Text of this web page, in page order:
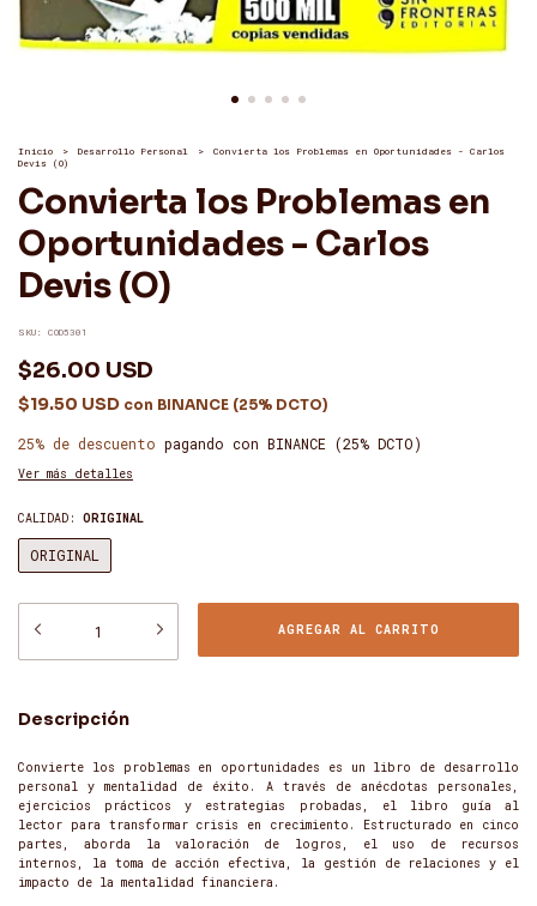
Inicio > Desarrollo Personal >
Convierta los Problemas en Oportunidades - Carlos
Devis (O)
Convierta los Problemas en
Oportunidades - Carlos
Devis (O)
SKU: COD5301
$26.00 USD
$19.50 USD con BINANCE (25% DCTO)
25% de descuento pagando con BINANCE (25% DCTO)
Ver más detalles
CALIDAD: ORIGINAL
ORIGINAL
Descripción
Convierte los problemas en oportunidades es un libro de desarrollo
personal y mentalidad de éxito. A través de anécdotas personales,
ejercicios prácticos y estrategias probadas, el libro guía al
lector para transformar crisis en crecimiento. Estructurado en cinco
partes, aborda la valoración de logros, el uso de recursos
internos, la toma de acción efectiva, la gestión de relaciones y el
impacto de la mentalidad financiera.